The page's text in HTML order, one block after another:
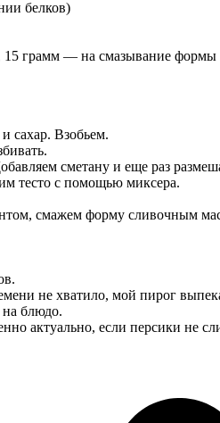
белков)
грамм — на смазывание формы
сахар. Взобьем.
сметану и еще раз
тесто с помощью миксера.
смажем форму сливочным
не хватило, мой пирог
на блюдо.
актуально, если персики